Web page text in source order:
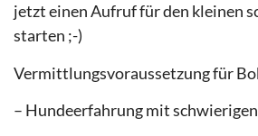
jetzt einen Aufruf für den kleinen
starten ;-)
Vermittlungsvoraussetzung für
– Hundeerfahrung mit